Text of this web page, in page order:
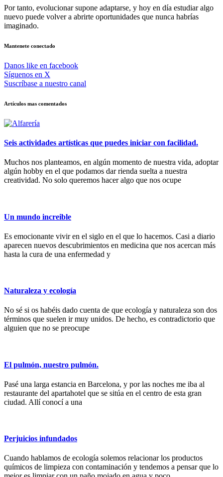
Por tanto, evolucionar supone adaptarse, y hoy en día estudiar algo
nuevo puede volver a abrirte oportunidades que nunca habrías
imaginado.
Mantenete conectado
Danos like en facebook
Síguenos en X
Suscríbase a nuestro canal
Artículos mas comentados
Seis actividades artísticas que puedes iniciar con facilidad.
Muchos nos planteamos, en algún momento de nuestra vida, adoptar
algún hobby en el que podamos dar rienda suelta a nuestra
creatividad. No solo queremos hacer algo que nos ocupe
Un mundo increible
Es emocionante vivir en el siglo en el que lo hacemos. Casi a diario
aparecen nuevos descubrimientos en medicina que nos acercan más
hasta la cura de una enfermedad y
Naturaleza y ecología
No sé si os habéis dado cuenta de que ecología y naturaleza son dos
términos que suelen ir muy unidos. De hecho, es contradictorio que
alguien que no se preocupe
El pulmón, nuestro pulmón.
Pasé una larga estancia en Barcelona, y por las noches me iba al
restaurante del apartahotel que se sitúa en el centro de esta gran
ciudad. Allí conocí a una
Perjuicios infundados
Cuando hablamos de ecología solemos relacionar los productos
químicos de limpieza con contaminación y tendemos a pensar que lo